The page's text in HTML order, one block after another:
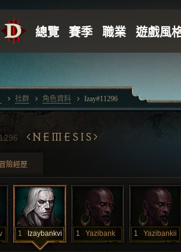
NEMESIS
冒險經歷
1 Izaybankvi 1 Yazibank 1 Yazibankii
社群 角色資料 Izay#11296